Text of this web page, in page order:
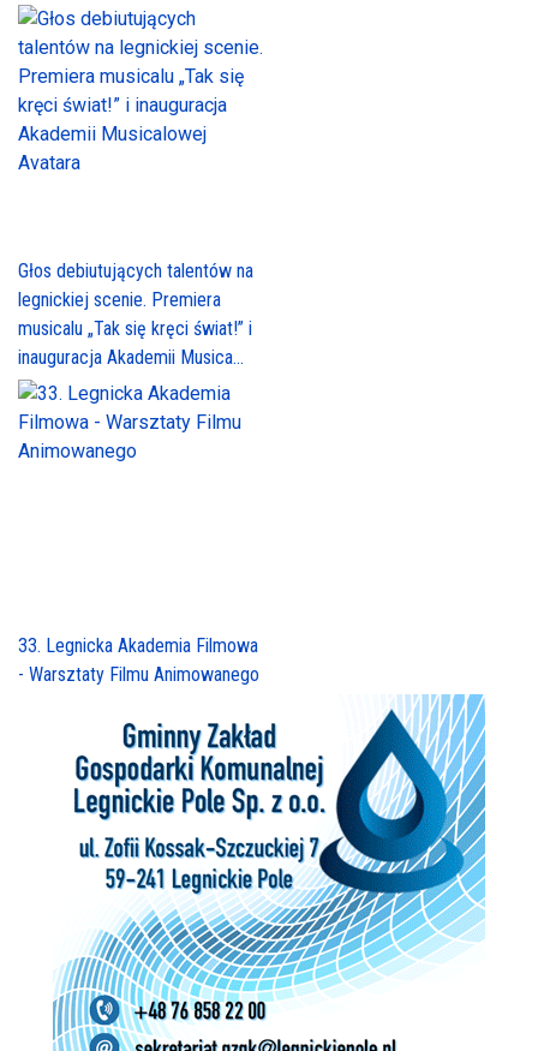
Głos debiutujących talentów na
legnickiej scenie. Premiera
musicalu „Tak się kręci świat!” i
inauguracja Akademii Musica...
33. Legnicka Akademia Filmowa
- Warsztaty Filmu Animowanego